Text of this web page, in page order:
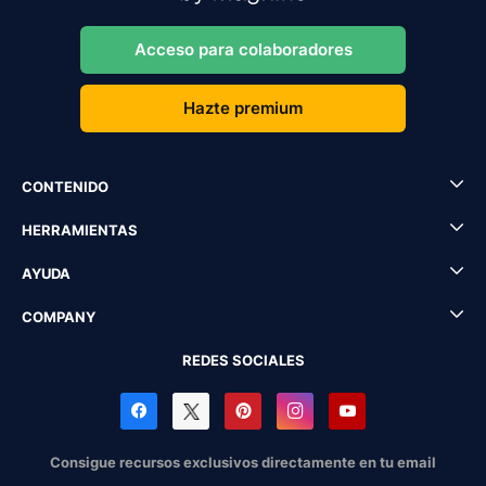
Acceso para colaboradores
Hazte premium
CONTENIDO
HERRAMIENTAS
AYUDA
COMPANY
REDES SOCIALES
Consigue recursos exclusivos directamente en tu email